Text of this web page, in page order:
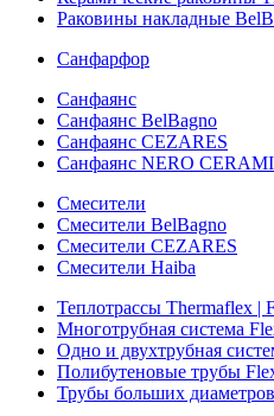
Раковины накладные
Санфарфор
Санфаянс
Санфаянс BelBagno
Санфаянс CEZARES
Санфаянс NERO
Смесители
Смесители BelBagno
Смесители CEZARES
Смесители Haiba
Теплотрассы Thermaflex |
Многотрубная система
Одно и двухтрубная
Полибутеновые трубы
Трубы больших